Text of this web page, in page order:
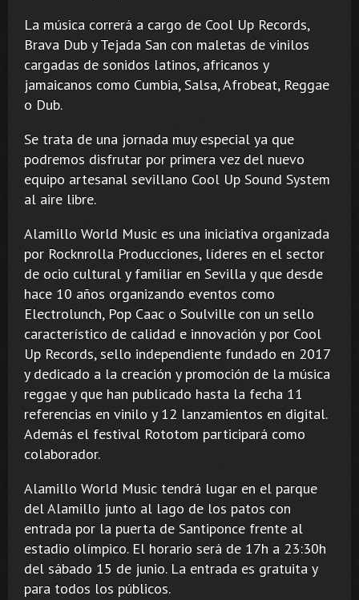
La música correrá a cargo de Cool Up Records,
Brava Dub y Tejada San con maletas de vinilos
cargadas de sonidos latinos, africanos y
jamaicanos como Cumbia, Salsa, Afrobeat, Reggae
o Dub.
Se trata de una jornada muy especial ya que
podremos disfrutar por primera vez del nuevo
equipo artesanal sevillano Cool Up Sound System
al aire libre.
Alamillo World Music es una iniciativa organizada
por Rocknrolla Producciones, líderes en el sector
de ocio cultural y familiar en Sevilla y que desde
hace 10 años organizando eventos como
Electrolunch, Pop Caac o Soulville con un sello
característico de calidad e innovación y por Cool
Up Records, sello independiente fundado en 2017
y dedicado a la creación y promoción de la música
reggae y que han publicado hasta la fecha 11
referencias en vinilo y 12 lanzamientos en digital.
Además el festival Rototom participará como
colaborador.
Alamillo World Music tendrá lugar en el parque
del Alamillo junto al lago de los patos con
entrada por la puerta de Santiponce frente al
estadio olímpico. El horario será de 17h a 23:30h
del sábado 15 de junio. La entrada es gratuita y
para todos los públicos.